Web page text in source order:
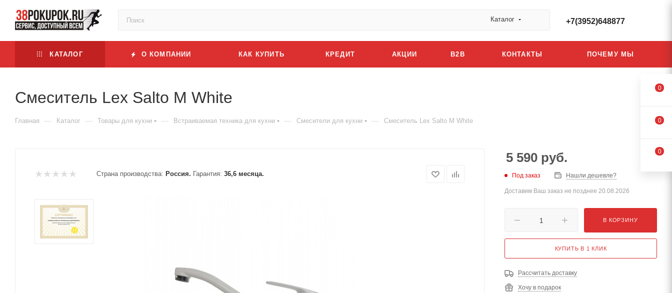
Каталог +7(3952)648877
КАТАЛОГ О КОМПАНИИ КАК КУПИТЬ КРЕДИТ АКЦИИ B2B КОНТАКТЫ ПОЧЕМУ МЫ
Смеситель Lex Salto M White
Главная — Каталог — Товары для кухни — Встраиваемая техника для кухни — Смесители для кухни — Смеситель Lex Salto M White
Страна производства: Россия. Гарантия: 36,6 месяца.
5 590 руб.
Под заказ Нашли дешевле?
Доставим Ваш заказ не позднее 20.08.2026
В КОРЗИНУ
КУПИТЬ В 1 КЛИК
Рассчитать доставку
Хочу в подарок
0
0
0